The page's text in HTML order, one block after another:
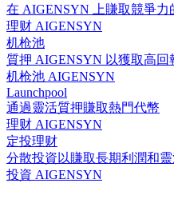
理財
在 AIGENSYN 上賺取競爭力
理财 AIGENSYN
机枪池
質押 AIGENSYN 以獲取高回
机枪池 AIGENSYN
Launchpool
通過靈活質押賺取熱門代幣
理财 AIGENSYN
定投理财
分散投資以賺取長期利潤和靈
投資 AIGENSYN